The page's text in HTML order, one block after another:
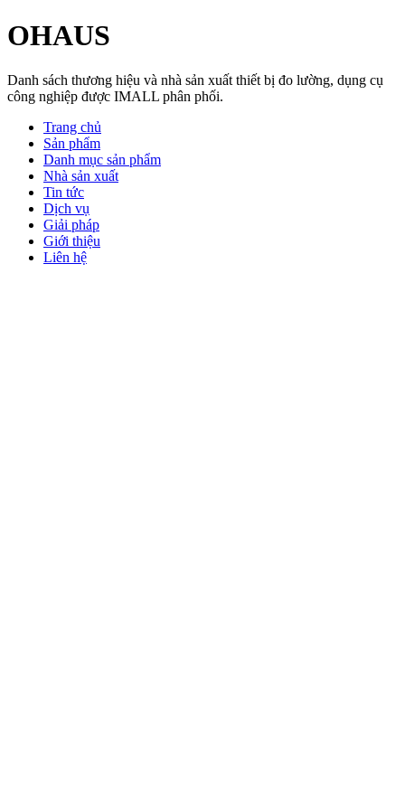
OHAUS
Danh sách thương hiệu và nhà sản xuất thiết bị đo lường, dụng cụ
công nghiệp được IMALL phân phối.
Trang chủ
Sản phẩm
Danh mục sản phẩm
Nhà sản xuất
Tin tức
Dịch vụ
Giải pháp
Giới thiệu
Liên hệ